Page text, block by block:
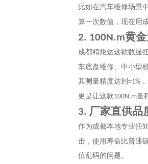
比如在汽车维修场景
算一次数值，现在用
2. 100N.m黄
成都精炬达这款数显
车底盘维修、中小型
其测量精度达到 ±1%
更是让这款100N.m量
3. 厂家直供品
作为成都本地专业扭
击，使用寿命比普通
值乱码的问题。